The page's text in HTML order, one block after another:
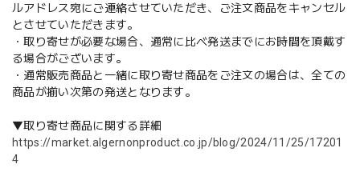
ルアドレス宛にご連絡させていただき、ご注文商品をキャンセル
とさせていただきます。
・取り寄せが必要な場合、通常に比べ発送までにお時間を頂戴す
る場合がございます。
・通常販売商品と一緒に取り寄せ商品をご注文の場合は、全ての
商品が揃い次第の発送となります。
▼取り寄せ商品に関する詳細
https://market.algernonproduct.co.jp/blog/2024/11/25/17201
4